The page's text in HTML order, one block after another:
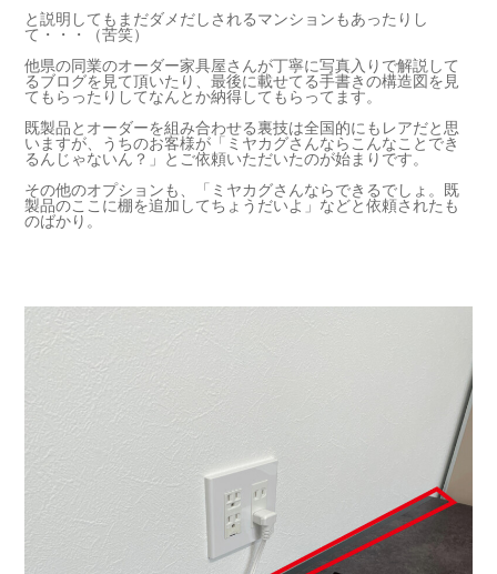
と説明してもまだダメだしされるマンションもあったりし
て・・・（苦笑）
他県の同業のオーダー家具屋さんが丁寧に写真入りで解説して
るブログを見て頂いたり、最後に載せてる手書きの構造図を見
てもらったりしてなんとか納得してもらってます。
既製品とオーダーを組み合わせる裏技は全国的にもレアだと思
いますが、うちのお客様が「ミヤカグさんならこんなことでき
るんじゃないん？」とご依頼いただいたのが始まりです。
その他のオプションも、「ミヤカグさんならできるでしょ。既
製品のここに棚を追加してちょうだいよ」などと依頼されたも
のばかり。